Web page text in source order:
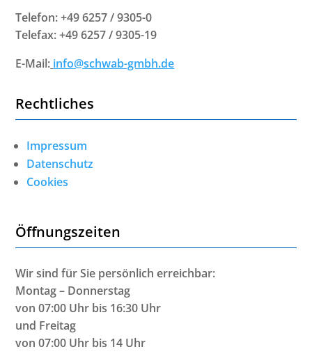
Telefon: +49 6257 / 9305-0
Telefax: +49 6257 / 9305-19
E-Mail: info@schwab-gmbh.de
Rechtliches
Impressum
Datenschutz
Cookies
Öffnungszeiten
Wir sind für Sie persönlich erreichbar:
Montag – Donnerstag
von 07:00 Uhr bis 16:30 Uhr
und Freitag
von 07:00 Uhr bis 14 Uhr